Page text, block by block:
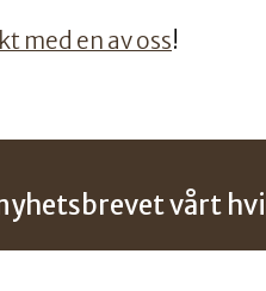
med en av oss!
vårt